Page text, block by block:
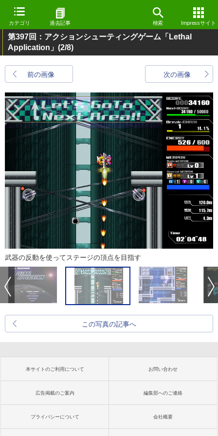
カテゴリ 過去記事 検索 Impressサイト
第397回：アクションシューティングゲーム「Lethal
Application」 (2/8)
前の画像 次の画像
武器の反動を使ってステージの頂点を目指す
この写真の記事へ
本サイトのご利用について お問い合わせ
広告掲載のご案内 編集部へのご連絡
プライバシーについて 会社概要